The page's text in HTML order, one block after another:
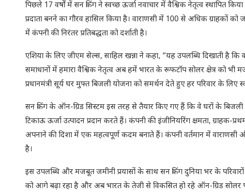
पिछले 17 वर्षों में सन किंग ने स्वच्छ ऊर्जा नवाचार में वैश्विक नेतृत्व स्थापित
प्रदाता बनने का गौरव हासिल किया है। वाराणसी में 100 से अधिक ग्राहकों
में कंपनी की निरंतर प्रतिबद्धता को दर्शाती है।
एशिया के लिए जीएम सेल्स, साहिल खन्ना ने कहा, “यह उपलब्धि दिखाती है कि
समाधानों में हमारा वैश्विक नेतृत्व अब हमें भारत के रूफटॉप सोलर क्षेत्र को भी
प्रधानमंत्री सूर्य घर मुफ्त बिजली योजना को समर्थन देते हुए हर परिवार के
सन किंग के ऑन-ग्रिड सिस्टम इस तरह से तैयार किए गए हैं कि वे घरों के
टिकाऊ ऊर्जा उत्पादन प्रदान करते हैं। कंपनी की इंजीनियरिंग क्षमता,
अपनाने की दिशा में एक महत्वपूर्ण कदम बनाते हैं। कंपनी वर्तमान में वाराणसी
है।
इस उपलब्धि और मजबूत जमीनी प्रयासों के साथ सन किंग दुनिया भर के
को आगे बढ़ा रहा है और अब भारत के तेजी से विकसित हो रहे ऑन-ग्रिड सोलर